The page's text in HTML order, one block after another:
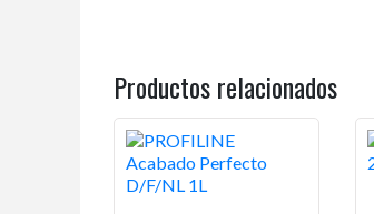
Productos relacionados